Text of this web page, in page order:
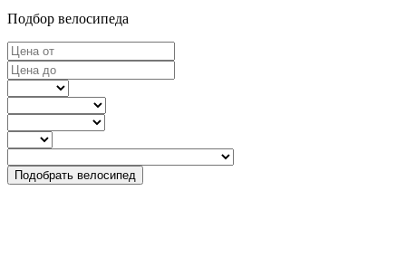
Подбор велосипеда
Подобрать велосипед